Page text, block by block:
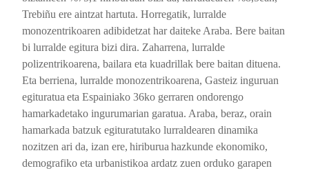
Trebiñu ere aintzat hartuta. Horregatik, lurralde
monozentrikoaren adibidetzat har daiteke Araba. Bere baitan
bi lurralde egitura bizi dira. Zaharrena, lurralde
polizentrikoarena, bailara eta kuadrillak bere baitan dituena.
Eta berriena, lurralde monozentrikoarena, Gasteiz inguruan
egituratua eta Espainiako 36ko gerraren ondorengo
hamarkadetako ingurumarian garatua. Araba, beraz, orain
hamarkada batzuk egituratutako lurraldearen dinamika
nozitzen ari da, izan ere, hiriburua hazkunde ekonomiko,
demografiko eta urbanistikoa ardatz zuen orduko garapen